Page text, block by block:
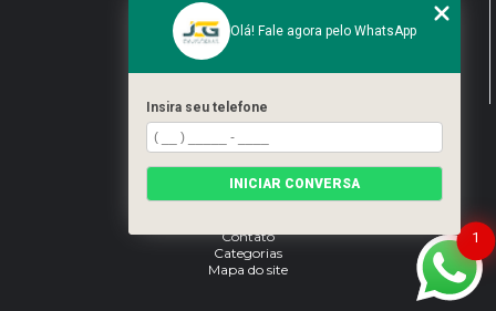
CONTATO
(11) 95462-8630
bene@jcgdivisorias.com
Home
Sobre Nós
Serviços
Contato
Categorias
Mapa do site
1
Olá! Fale agora pelo WhatsApp
Insira seu telefone
INICIAR CONVERSA